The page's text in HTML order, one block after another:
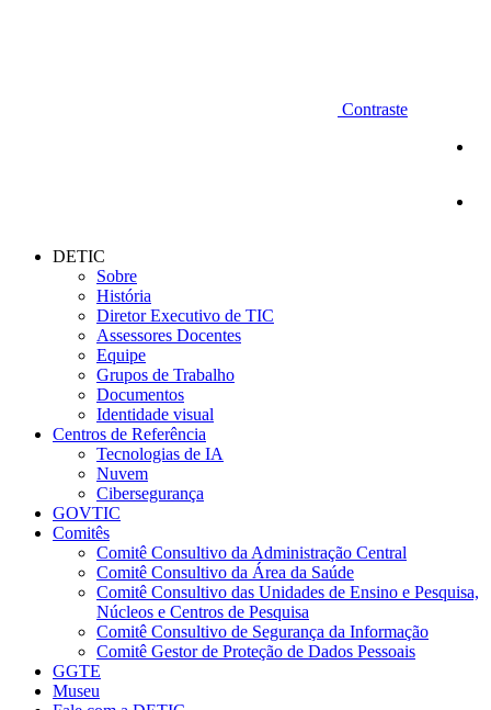
Contraste
DETIC
Sobre
História
Diretor Executivo de TIC
Assessores Docentes
Equipe
Grupos de Trabalho
Documentos
Identidade visual
Centros de Referência
Tecnologias de IA
Nuvem
Cibersegurança
GOVTIC
Comitês
Comitê Consultivo da Administração Central
Comitê Consultivo da Área da Saúde
Comitê Consultivo das Unidades de Ensino e Pesquisa,
Núcleos e Centros de Pesquisa
Comitê Consultivo de Segurança da Informação
Comitê Gestor de Proteção de Dados Pessoais
GGTE
Museu